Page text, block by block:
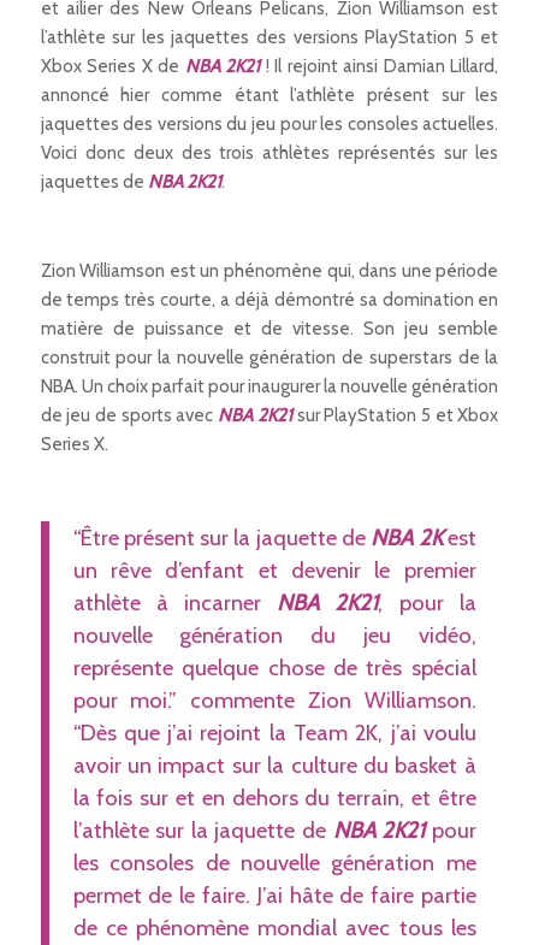
et ailier des New Orleans Pelicans, Zion Williamson est
l’athlète sur les jaquettes des versions PlayStation 5 et
Xbox Series X de NBA 2K21! Il rejoint ainsi Damian Lillard,
annoncé hier comme étant l’athlète présent sur les
jaquettes des versions du jeu pour les consoles actuelles.
Voici donc deux des trois athlètes représentés sur les
jaquettes de NBA 2K21.
Zion Williamson est un phénomène qui, dans une période
de temps très courte, a déjà démontré sa domination en
matière de puissance et de vitesse. Son jeu semble
construit pour la nouvelle génération de superstars de la
NBA. Un choix parfait pour inaugurer la nouvelle génération
de jeu de sports avec NBA 2K21sur PlayStation 5 et Xbox
Series X.
“Être présent sur la jaquette de NBA 2Kest
un rêve d’enfant et devenir le premier
athlète à incarner NBA 2K21, pour la
nouvelle génération du jeu vidéo,
représente quelque chose de très spécial
pour moi.” commente Zion Williamson.
“Dès que j’ai rejoint la Team 2K, j’ai voulu
avoir un impact sur la culture du basket à
la fois sur et en dehors du terrain, et être
l’athlète sur la jaquette de NBA 2K21pour
les consoles de nouvelle génération me
permet de le faire. J’ai hâte de faire partie
de ce phénomène mondial avec tous les